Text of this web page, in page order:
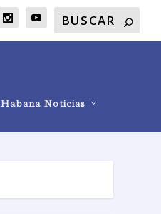
Habana Noticias